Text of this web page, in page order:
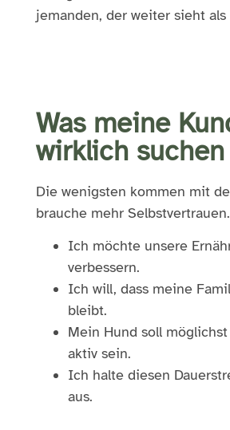
jemanden, der weiter sieht als
Was meine
wirklich suchen
Die wenigsten kommen mit
brauche mehr
Ich möchte unsere
verbessern.
Ich will, dass meine
bleibt.
Mein Hund soll
aktiv sein.
Ich halte diesen
aus.